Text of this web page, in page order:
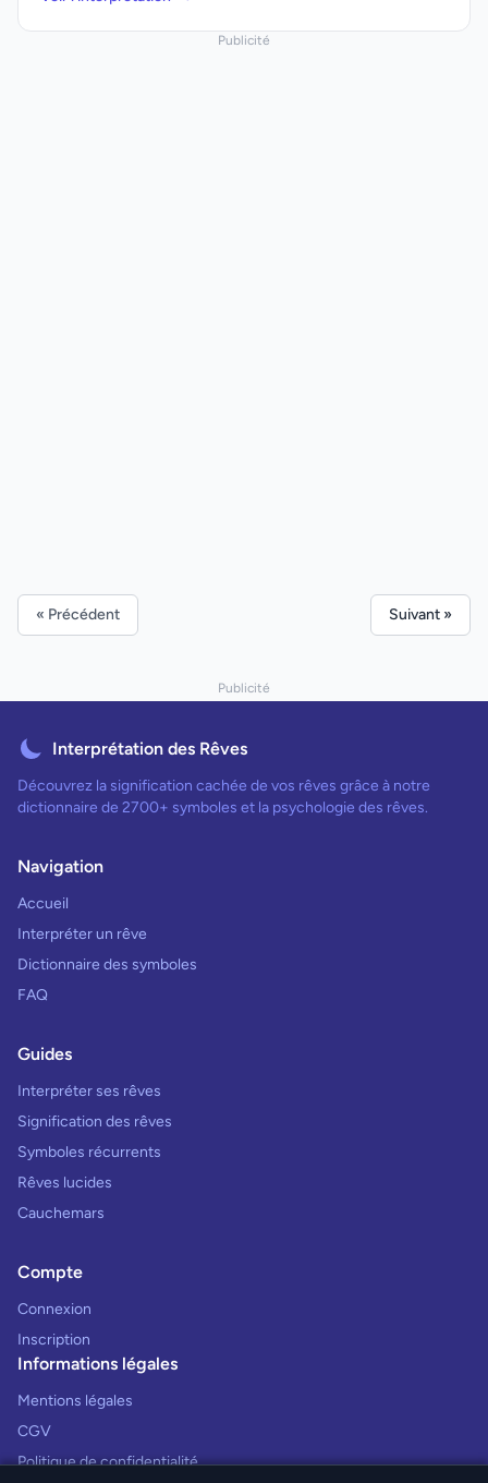
Publicité
« Précédent Suivant »
Publicité
Interprétation des Rêves
Découvrez la signification cachée de vos rêves grâce à notre
dictionnaire de 2700+ symboles et la psychologie des rêves.
Navigation
Accueil
Interpréter un rêve
Dictionnaire des symboles
FAQ
Guides
Interpréter ses rêves
Signification des rêves
Symboles récurrents
Rêves lucides
Cauchemars
Compte
Connexion
Inscription
Informations légales
Mentions légales
CGV
Politique de confidentialité